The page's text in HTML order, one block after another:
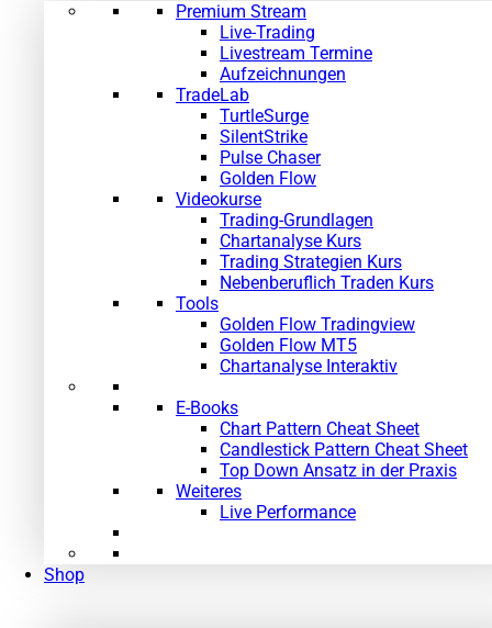
Premium Stream
Live-Trading
Livestream Termine
Aufzeichnungen
TradeLab
TurtleSurge
SilentStrike
Pulse Chaser
Golden Flow
Videokurse
Trading-Grundlagen
Chartanalyse Kurs
Trading Strategien Kurs
Nebenberuflich Traden Kurs
Tools
Golden Flow Tradingview
Golden Flow MT5
Chartanalyse Interaktiv
E-Books
Chart Pattern Cheat Sheet
Candlestick Pattern Cheat Sheet
Top Down Ansatz in der Praxis
Weiteres
Live Performance
Shop